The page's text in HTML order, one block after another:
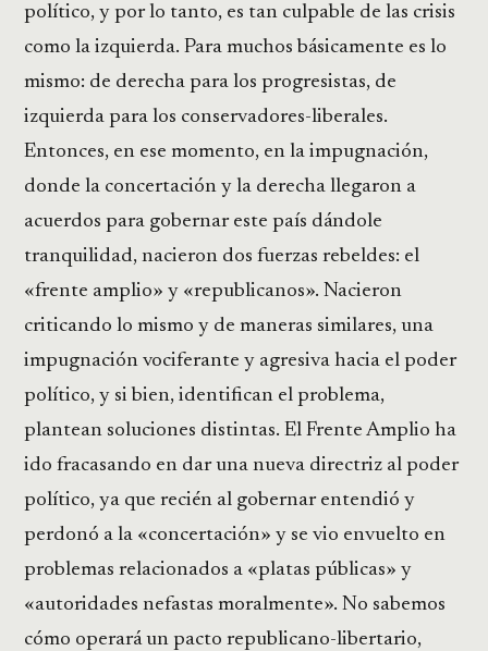
político, y por lo tanto, es tan culpable de las crisis
como la izquierda. Para muchos básicamente es lo
mismo: de derecha para los progresistas, de
izquierda para los conservadores-liberales.
Entonces, en ese momento, en la impugnación,
donde la concertación y la derecha llegaron a
acuerdos para gobernar este país dándole
tranquilidad, nacieron dos fuerzas rebeldes: el
«frente amplio» y «republicanos». Nacieron
criticando lo mismo y de maneras similares, una
impugnación vociferante y agresiva hacia el poder
político, y si bien, identifican el problema,
plantean soluciones distintas. El Frente Amplio ha
ido fracasando en dar una nueva directriz al poder
político, ya que recién al gobernar entendió y
perdonó a la «concertación» y se vio envuelto en
problemas relacionados a «platas públicas» y
«autoridades nefastas moralmente». No sabemos
cómo operará un pacto republicano-libertario,